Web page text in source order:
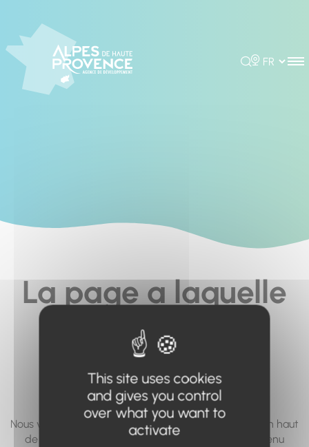
Rechercher
Choisir la
La page a laquelle
vous cherchez à
accéder n'existe
pas... ou plus.
Nous vous invitons à utiliser le moteur de recherche en haut
de page, ou à utiliser le menu pour trouver le contenu
This site uses cookies
and gives you control
over what you want to
activate